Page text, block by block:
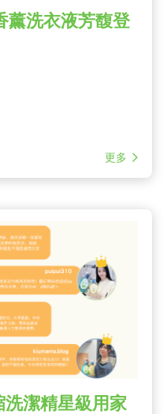
薰洗衣液芳馥登
更多
洗潔精星級用家